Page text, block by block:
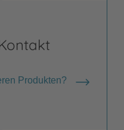
Produkten?